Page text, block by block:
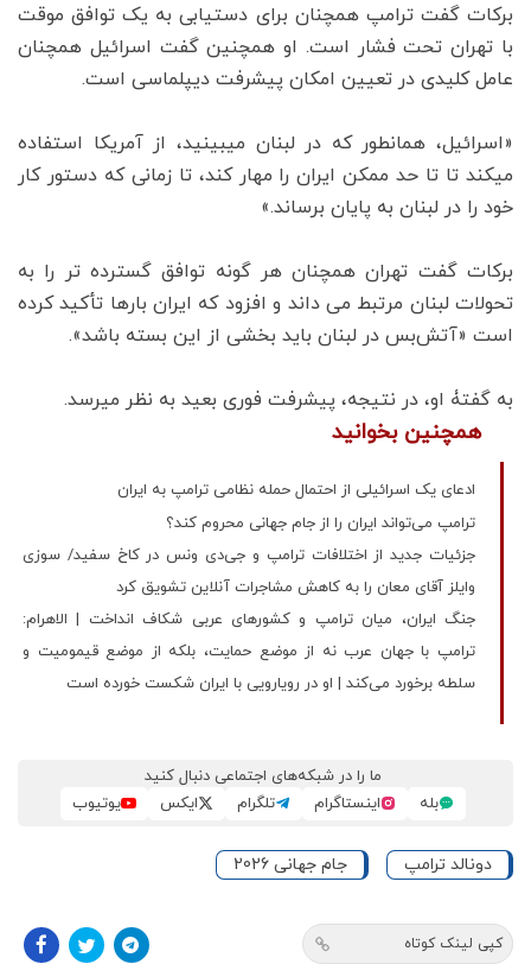
برکات گفت ترامپ همچنان برای دستیابی به یک توافق موقت
با تهران تحت فشار است. او همچنین گفت اسرائیل همچنان
عامل کلیدی در تعیین امکان پیشرفت دیپلماسی است.
«اسرائیل، همانطور که در لبنان میبینید، از آمریکا استفاده
میکند تا تا حد ممکن ایران را مهار کند، تا زمانی که دستور کار
خود را در لبنان به پایان برساند.»
برکات گفت تهران همچنان هر گونه توافق گسترده تر را به
تحولات لبنان مرتبط می داند و افزود که ایران بارها تأکید کرده
است «آتش‌بس در لبنان باید بخشی از این بسته باشد».
به گفتۀ او، در نتیجه، پیشرفت فوری بعید به نظر میرسد.
همچنین بخوانید
ادعای یک اسرائیلی از احتمال حمله نظامی ترامپ به ایران
ترامپ می‌تواند ایران را از جام جهانی محروم کند؟
جزئیات جدید از اختلافات ترامپ و جی‌دی ونس در کاخ سفید/ سوزی
وایلز آقای معان را به کاهش مشاجرات آنلاین تشویق کرد
جنگ ایران، میان ترامپ و کشورهای عربی شکاف انداخت | الاهرام:
ترامپ با جهان عرب نه از موضع حمایت، بلکه از موضع قیمومیت و
سلطه برخورد می‌کند | او در رویارویی با ایران شکست خورده است
ما را در شبکه‌های اجتماعی دنبال کنید
بله
اینستاگرام تلگرام ایکس یوتیوب
دونالد ترامپ جام جهانی 2026
کپی لینک کوتاه